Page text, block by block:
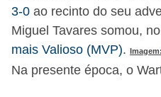
3-0 ao recinto do seu
Miguel Tavares somou,
mais Valioso (MVP). Imagem:
Na presente época, o